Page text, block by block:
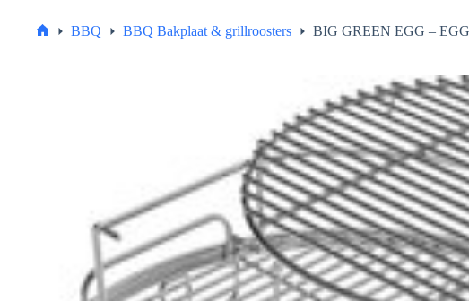
BBQ BBQ Bakplaat & grillroosters BIG GREEN EGG –